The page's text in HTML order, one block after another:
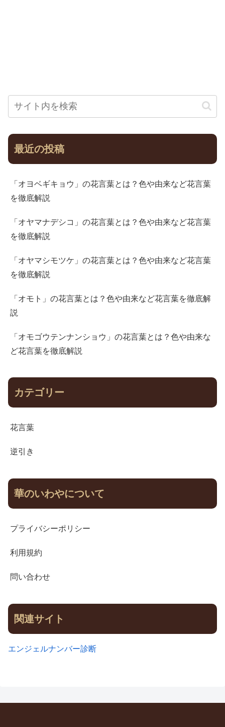
最近の投稿
「オヨベギキョウ」の花言葉とは？色や由来など花言葉
を徹底解説
「オヤマナデシコ」の花言葉とは？色や由来など花言葉
を徹底解説
「オヤマシモツケ」の花言葉とは？色や由来など花言葉
を徹底解説
「オモト」の花言葉とは？色や由来など花言葉を徹底解
説
「オモゴウテンナンショウ」の花言葉とは？色や由来な
ど花言葉を徹底解説
カテゴリー
花言葉
逆引き
華のいわやについて
プライバシーポリシー
利用規約
問い合わせ
関連サイト
エンジェルナンバー診断